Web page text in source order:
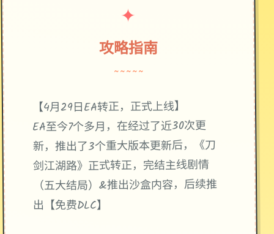
✦
攻略指南
~~~~~
【4月29日EA转正，正式上线】
EA至今7个多月，在经过了近30次更
新，推出了3个重大版本更新后，《刀
剑江湖路》正式转正，完结主线剧情
（五大结局）&推出沙盒内容，后续推
出【免费DLC】